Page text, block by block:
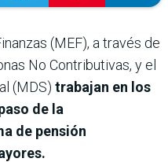
(MEF), a través de
No Contributivas, y el
(MDS) trabajan en los
de la
de pensión